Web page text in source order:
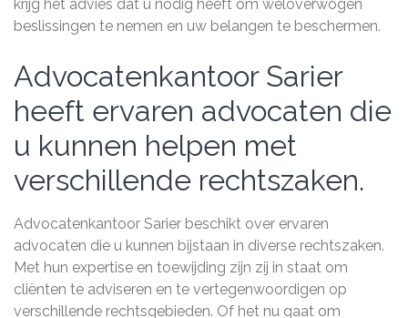
krijg het advies dat u nodig heeft om weloverwogen
beslissingen te nemen en uw belangen te beschermen.
Advocatenkantoor Sarier
heeft ervaren advocaten die
u kunnen helpen met
verschillende rechtszaken.
Advocatenkantoor Sarier beschikt over ervaren
advocaten die u kunnen bijstaan in diverse rechtszaken.
Met hun expertise en toewijding zijn zij in staat om
cliënten te adviseren en te vertegenwoordigen op
verschillende rechtsgebieden. Of het nu gaat om